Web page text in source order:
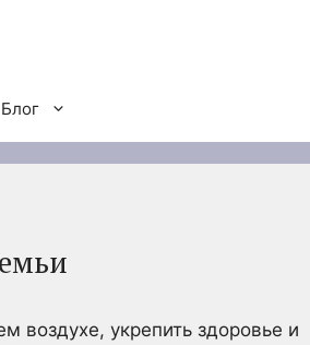
Блог
воздухе, укрепить здоровье и